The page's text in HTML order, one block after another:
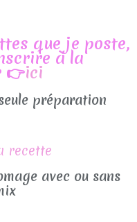
que je poste,
à la
👉ici
préparation
recette
avec ou sans